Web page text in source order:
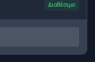
Διαθέσιμο